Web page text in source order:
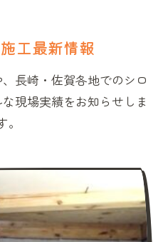
工最新情報
長崎・佐賀各地でのシロ
現場実績をお知らせしま
。